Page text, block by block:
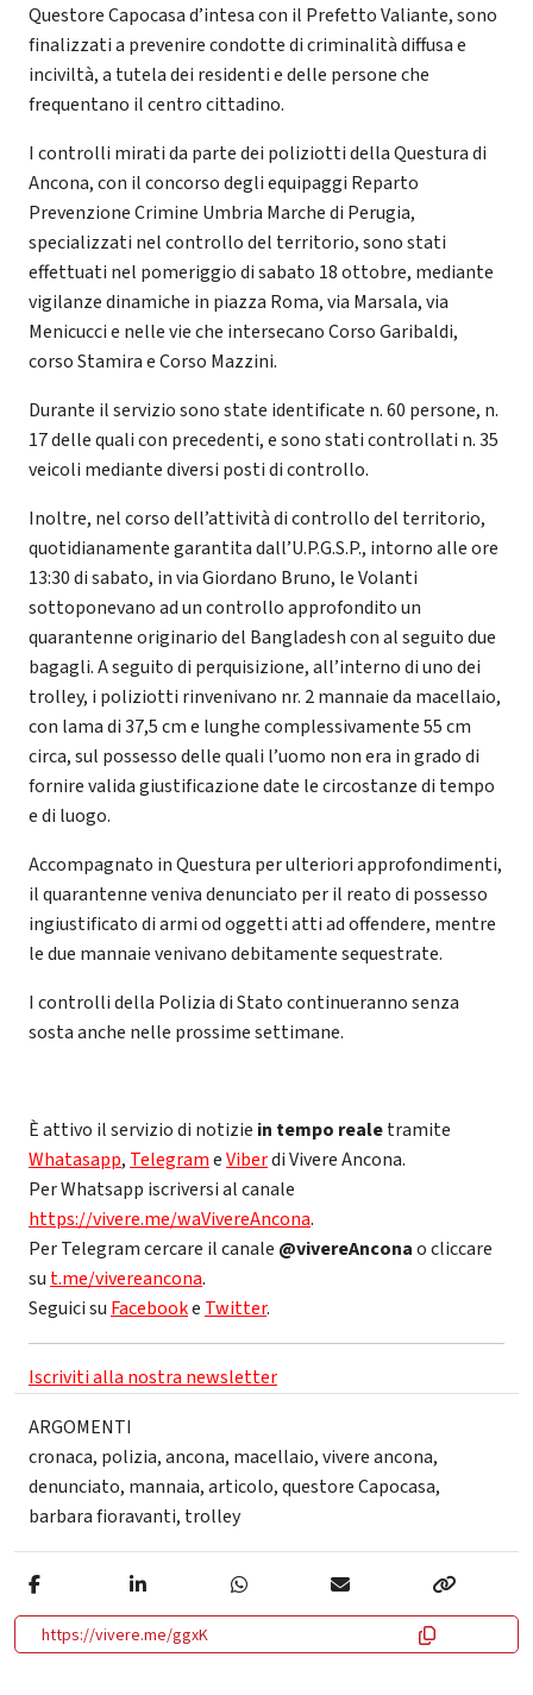
Questore Capocasa d’intesa con il Prefetto Valiante, sono
finalizzati a prevenire condotte di criminalità diffusa e
inciviltà, a tutela dei residenti e delle persone che
frequentano il centro cittadino.
I controlli mirati da parte dei poliziotti della Questura di
Ancona, con il concorso degli equipaggi Reparto
Prevenzione Crimine Umbria Marche di Perugia,
specializzati nel controllo del territorio, sono stati
effettuati nel pomeriggio di sabato 18 ottobre, mediante
vigilanze dinamiche in piazza Roma, via Marsala, via
Menicucci e nelle vie che intersecano Corso Garibaldi,
corso Stamira e Corso Mazzini.
Durante il servizio sono state identificate n. 60 persone, n.
17 delle quali con precedenti, e sono stati controllati n. 35
veicoli mediante diversi posti di controllo.
Inoltre, nel corso dell’attività di controllo del territorio,
quotidianamente garantita dall’U.P.G.S.P., intorno alle ore
13:30 di sabato, in via Giordano Bruno, le Volanti
sottoponevano ad un controllo approfondito un
quarantenne originario del Bangladesh con al seguito due
bagagli. A seguito di perquisizione, all’interno di uno dei
trolley, i poliziotti rinvenivano nr. 2 mannaie da macellaio,
con lama di 37,5 cm e lunghe complessivamente 55 cm
circa, sul possesso delle quali l’uomo non era in grado di
fornire valida giustificazione date le circostanze di tempo
e di luogo.
Accompagnato in Questura per ulteriori approfondimenti,
il quarantenne veniva denunciato per il reato di possesso
ingiustificato di armi od oggetti atti ad offendere, mentre
le due mannaie venivano debitamente sequestrate.
I controlli della Polizia di Stato continueranno senza
sosta anche nelle prossime settimane.
È attivo il servizio di notizie in tempo realetramite
Whatasapp, TelegrameViberdi Vivere Ancona.
Per Whatsapp iscriversi al canale
https://vivere.me/waVivereAncona.
Per Telegram cercare il canale @vivereAnconao cliccare
su t.me/vivereancona.
Seguici su Facebooke Twitter.
Iscriviti alla nostra newsletter
ARGOMENTI
cronaca, polizia,ancona, macellaio,vivere ancona,
denunciato, mannaia,articolo,questore Capocasa,
barbara fioravanti, trolley
https://vivere.me/ggxK